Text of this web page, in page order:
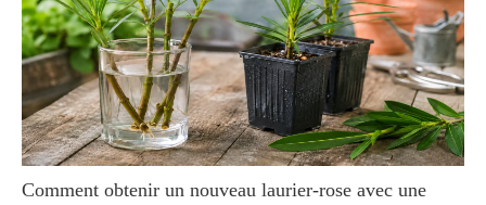
Comment obtenir un nouveau laurier-rose avec une